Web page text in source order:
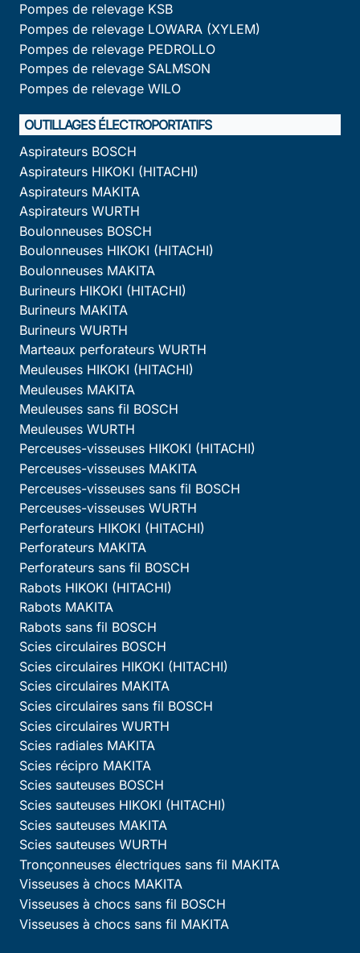
Pompes de relevage KSB
Pompes de relevage LOWARA (XYLEM)
Pompes de relevage PEDROLLO
Pompes de relevage SALMSON
Pompes de relevage WILO
OUTILLAGES ÉLECTROPORTATIFS
Aspirateurs BOSCH
Aspirateurs HIKOKI (HITACHI)
Aspirateurs MAKITA
Aspirateurs WURTH
Boulonneuses BOSCH
Boulonneuses HIKOKI (HITACHI)
Boulonneuses MAKITA
Burineurs HIKOKI (HITACHI)
Burineurs MAKITA
Burineurs WURTH
Marteaux perforateurs WURTH
Meuleuses HIKOKI (HITACHI)
Meuleuses MAKITA
Meuleuses sans fil BOSCH
Meuleuses WURTH
Perceuses-visseuses HIKOKI (HITACHI)
Perceuses-visseuses MAKITA
Perceuses-visseuses sans fil BOSCH
Perceuses-visseuses WURTH
Perforateurs HIKOKI (HITACHI)
Perforateurs MAKITA
Perforateurs sans fil BOSCH
Rabots HIKOKI (HITACHI)
Rabots MAKITA
Rabots sans fil BOSCH
Scies circulaires BOSCH
Scies circulaires HIKOKI (HITACHI)
Scies circulaires MAKITA
Scies circulaires sans fil BOSCH
Scies circulaires WURTH
Scies radiales MAKITA
Scies récipro MAKITA
Scies sauteuses BOSCH
Scies sauteuses HIKOKI (HITACHI)
Scies sauteuses MAKITA
Scies sauteuses WURTH
Tronçonneuses électriques sans fil MAKITA
Visseuses à chocs MAKITA
Visseuses à chocs sans fil BOSCH
Visseuses à chocs sans fil MAKITA